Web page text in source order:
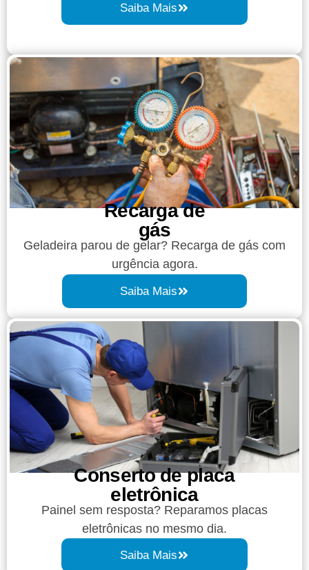
Saiba Mais
Recarga de
gás
Geladeira parou de gelar? Recarga de gás com
urgência agora.
Saiba Mais
Conserto de placa
eletrônica
Painel sem resposta? Reparamos placas
eletrônicas no mesmo dia.
Saiba Mais